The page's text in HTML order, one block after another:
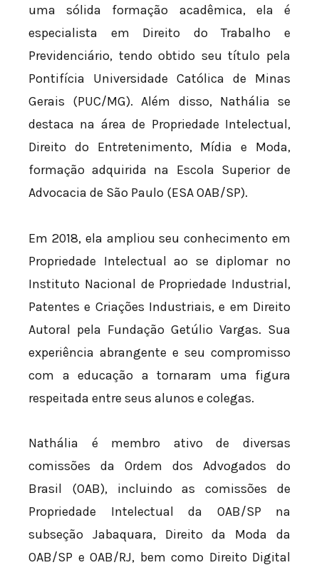
uma sólida formação acadêmica, ela é
especialista em Direito do Trabalho e
Previdenciário, tendo obtido seu título pela
Pontifícia Universidade Católica de Minas
Gerais (PUC/MG). Além disso, Nathália se
destaca na área de Propriedade Intelectual,
Direito do Entretenimento, Mídia e Moda,
formação adquirida na Escola Superior de
Advocacia de São Paulo (ESA OAB/SP).
Em 2018, ela ampliou seu conhecimento em
Propriedade Intelectual ao se diplomar no
Instituto Nacional de Propriedade Industrial,
Patentes e Criações Industriais, e em Direito
Autoral pela Fundação Getúlio Vargas. Sua
experiência abrangente e seu compromisso
com a educação a tornaram uma figura
respeitada entre seus alunos e colegas.
Nathália é membro ativo de diversas
comissões da Ordem dos Advogados do
Brasil (OAB), incluindo as comissões de
Propriedade Intelectual da OAB/SP na
subseção Jabaquara, Direito da Moda da
OAB/SP e OAB/RJ, bem como Direito Digital